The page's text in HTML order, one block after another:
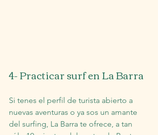
4- Practicar surf en La Barra
Si tenes el perfil de turista abierto a
nuevas aventuras o ya sos un amante
del surfing, La Barra te ofrece, a tan